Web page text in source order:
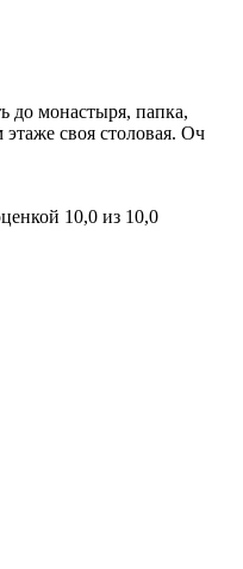
до монастыря, папка,
своя столовая. Оч
10,0 из 10,0